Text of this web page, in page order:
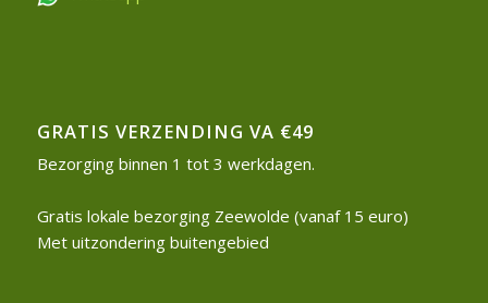
GRATIS VERZENDING VA €49
Bezorging binnen 1 tot 3 werkdagen.
Gratis lokale bezorging Zeewolde (vanaf 15 euro)
Met uitzondering buitengebied